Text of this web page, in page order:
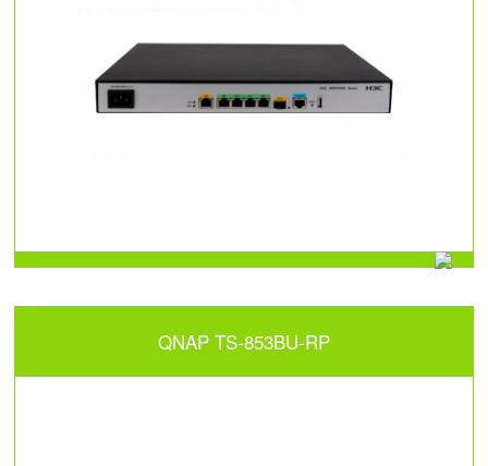
QNAP TS-853BU-RP